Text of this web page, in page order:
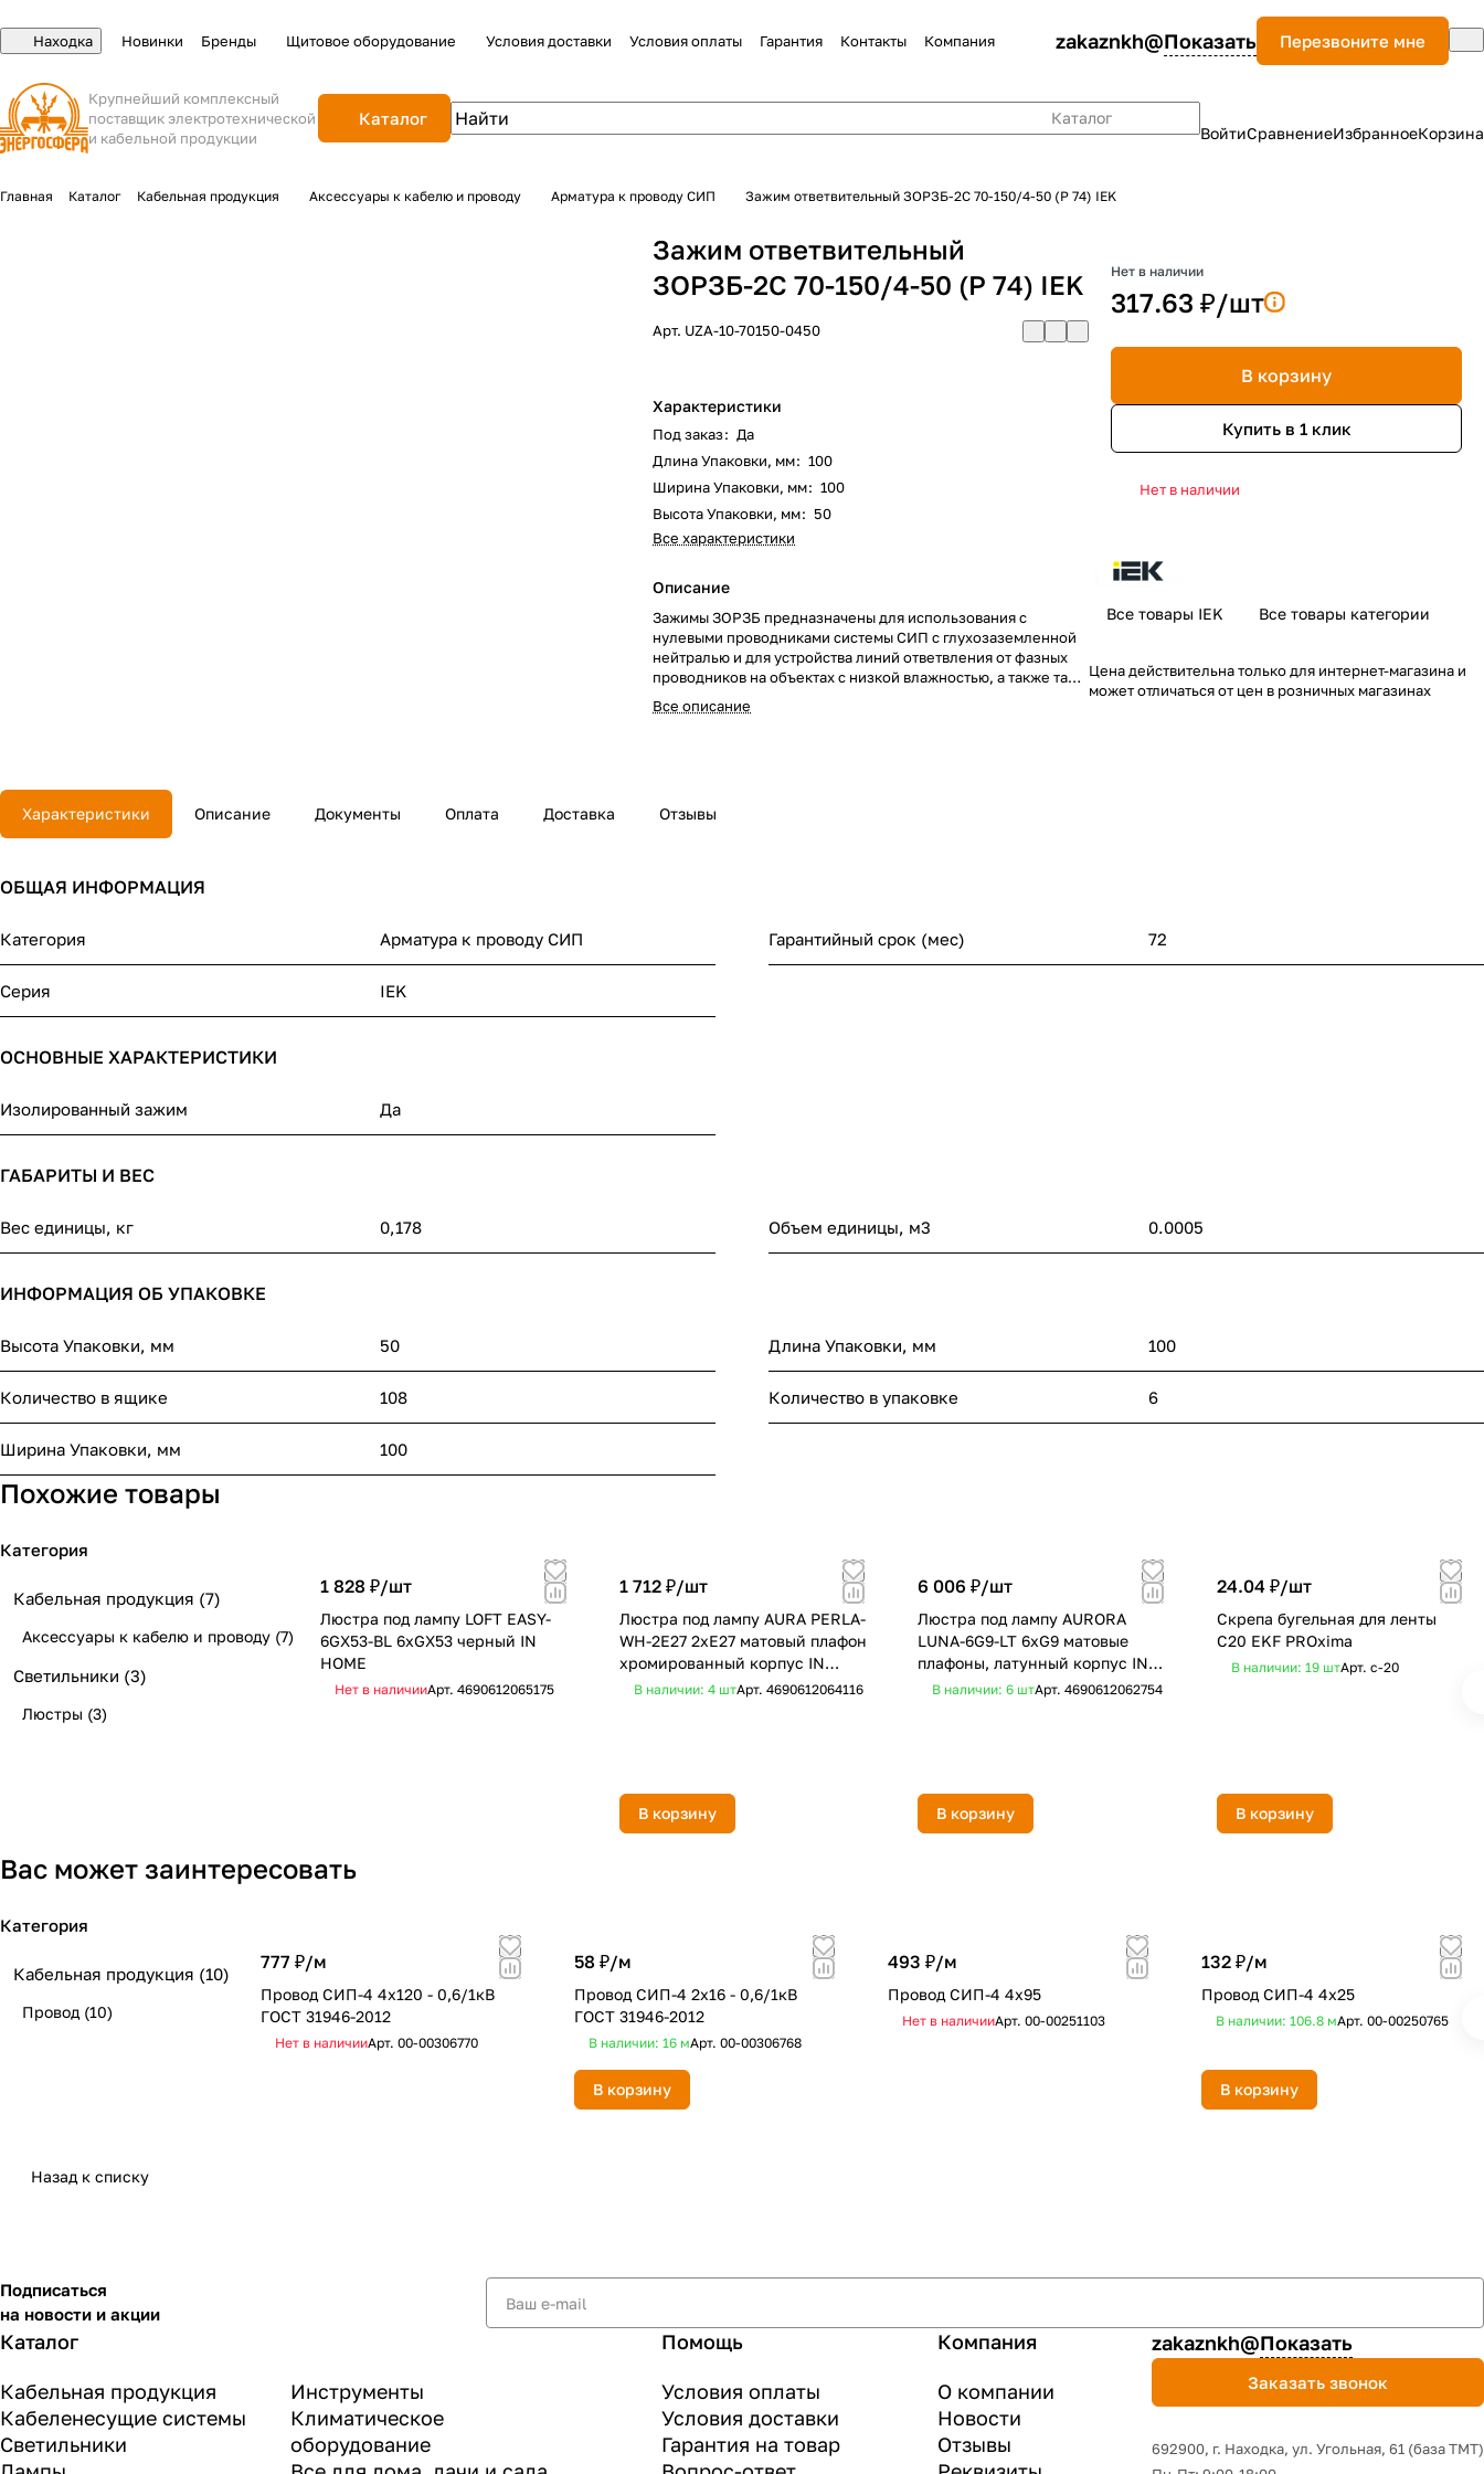
Находка Новинки Бренды Щитовое оборудование Условия доставки Условия оплаты Гарантия Контакты Компания zakaznkh@Показать Перезвоните мне
Крупнейший комплексный
поставщик электротехнической
и кабельной продукции
Каталог
Каталог
ВойтиСравнениеИзбранноеКорзина
Главная Каталог Кабельная продукция Аксессуары к кабелю и проводу Арматура к проводу СИП Зажим ответвительный ЗОРЗБ-2С 70-150/4-50 (Р 74) IEK
Зажим ответвительный
ЗОРЗБ-2С 70-150/4-50 (Р 74) IEK
Арт. UZA-10-70150-0450
Характеристики
Под заказ: Да
Длина Упаковки, мм: 100
Ширина Упаковки, мм: 100
Высота Упаковки, мм: 50
Все характеристики
Описание
Зажимы ЗОРЗБ предназначены для использования с
нулевыми проводниками системы СИП с глухозаземленной
нейтралью и для устройства линий ответвления от фазных
проводников на объектах с низкой влажностью, а также там,
где исключено прямое попадание воды непосредственно на
зажим.
и после знака "/" означает диапазон сечений основных и
Все описание
Нет в наличии
317.63 ₽/шт
В корзину
Купить в 1 клик
Нет в наличии
Все товары IEK Все товары категории
Цена действительна только для интернет-магазина и
может отличаться от цен в розничных магазинах
Характеристики Описание Документы Оплата Доставка Отзывы
ОБЩАЯ ИНФОРМАЦИЯ
Категория Арматура к проводу СИП Гарантийный срок (мес) 72
Серия IEK
ОСНОВНЫЕ ХАРАКТЕРИСТИКИ
Изолированный зажим Да
ГАБАРИТЫ И ВЕС
Вес единицы, кг 0,178 Объем единицы, м3 0.0005
ИНФОРМАЦИЯ ОБ УПАКОВКЕ
Высота Упаковки, мм 50 Длина Упаковки, мм 100
Количество в ящике 108 Количество в упаковке 6
Ширина Упаковки, мм 100
Похожие товары
1 828 ₽/шт
Люстра под лампу LOFT EASY-
6GX53-BL 6хGX53 черный IN
HOME
Нет в наличииАрт. 4690612065175
1 712 ₽/шт
Люстра под лампу AURA PERLA-
WH-2E27 2хЕ27 матовый плафон
хромированный корпус IN
HOME
В наличии: 4 штАрт. 4690612064116
В корзину
6 006 ₽/шт
Люстра под лампу AURORA
LUNA-6G9-LT 6xG9 матовые
плафоны, латунный корпус IN
HOME
В наличии: 6 штАрт. 4690612062754
В корзину
24.04 ₽/шт
Скрепа бугельная для ленты
C20 EKF PROxima
В наличии: 19 штАрт. c-20
В корзину
Категория
Кабельная продукция (7)
Аксессуары к кабелю и проводу (7)
Светильники (3)
Люстры (3)
Вас может заинтересовать
777 ₽/м
Провод СИП-4 4х120 - 0,6/1кВ
ГОСТ 31946-2012
Нет в наличииАрт. 00-00306770
58 ₽/м
Провод СИП-4 2х16 - 0,6/1кВ
ГОСТ 31946-2012
В наличии: 16 мАрт. 00-00306768
В корзину
493 ₽/м
Провод СИП-4 4х95
Нет в наличииАрт. 00-00251103
132 ₽/м
Провод СИП-4 4х25
В наличии: 106.8 мАрт. 00-00250765
В корзину
Категория
Кабельная продукция (10)
Провод (10)
Назад к списку
Подписаться
на новости и акции
Каталог
Кабельная продукция
Кабеленесущие системы
Светильники
Инструменты
Климатическое
оборудование
Помощь
Условия оплаты
Условия доставки
Гарантия на товар
Компания
О компании
Новости
Отзывы
zakaznkh@Показать
Заказать звонок
692900, г. Находка, ул. Угольная, 61 (база ТМТ)